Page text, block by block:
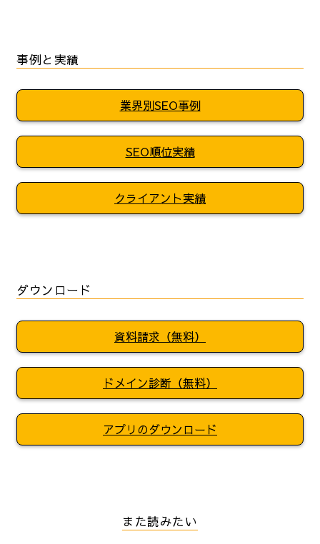
事例と実績
業界別SEO事例
SEO順位実績
クライアント実績
ダウンロード
資料請求（無料）
ドメイン診断（無料）
アプリのダウンロード
また読みたい